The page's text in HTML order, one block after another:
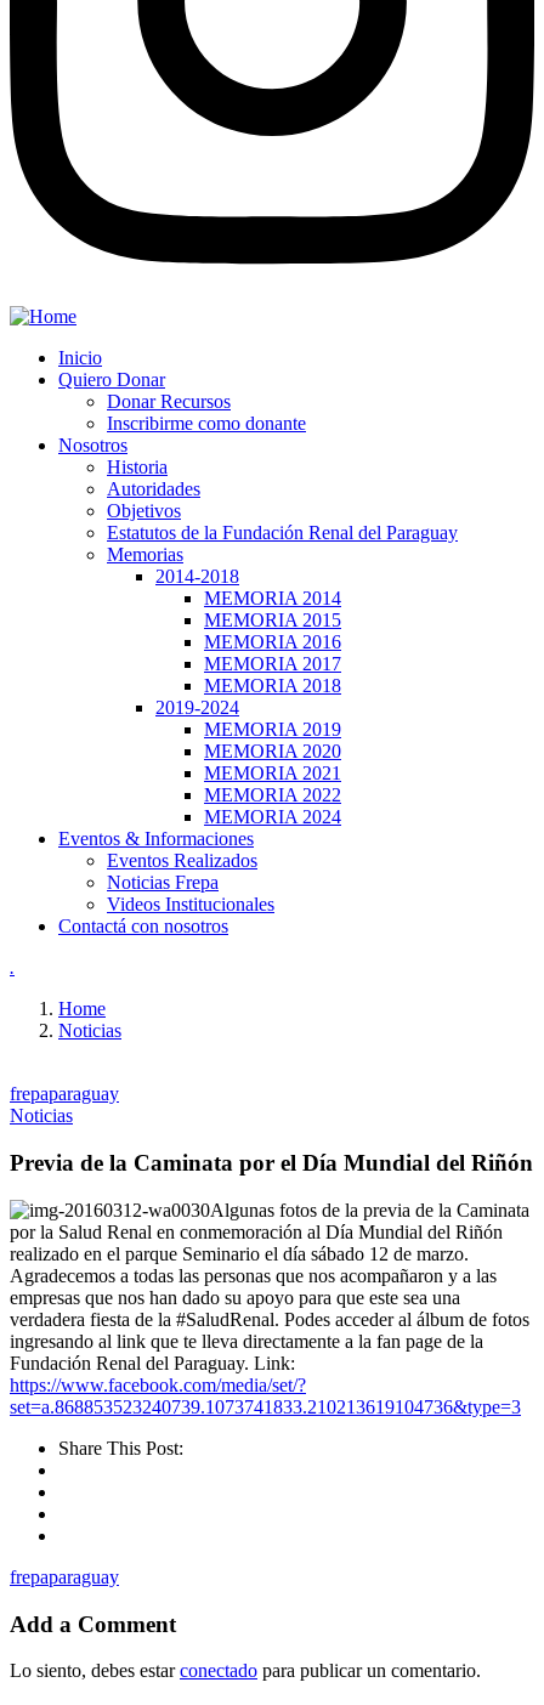
Inicio
Quiero Donar
Donar Recursos
Inscribirme como donante
Nosotros
Historia
Autoridades
Objetivos
Estatutos de la Fundación Renal del Paraguay
Memorias
2014-2018
MEMORIA 2014
MEMORIA 2015
MEMORIA 2016
MEMORIA 2017
MEMORIA 2018
2019-2024
MEMORIA 2019
MEMORIA 2020
MEMORIA 2021
MEMORIA 2022
MEMORIA 2024
Eventos & Informaciones
Eventos Realizados
Noticias Frepa
Videos Institucionales
Contactá con nosotros
.
Home
Noticias
frepaparaguay
Noticias
Previa de la Caminata por el Día Mundial del Riñón
Algunas fotos de la previa de la Caminata
por la Salud Renal en conmemoración al Día Mundial del Riñón
realizado en el parque Seminario el día sábado 12 de marzo.
Agradecemos a todas las personas que nos acompañaron y a las
empresas que nos han dado su apoyo para que este sea una
verdadera fiesta de la #SaludRenal. Podes acceder al álbum de fotos
ingresando al link que te lleva directamente a la fan page de la
Fundación Renal del Paraguay. Link:
https://www.facebook.com/media/set/?
set=a.868853523240739.1073741833.210213619104736&type=3
Share This Post:
frepaparaguay
Add a Comment
Lo siento, debes estarconectado para publicar un comentario.